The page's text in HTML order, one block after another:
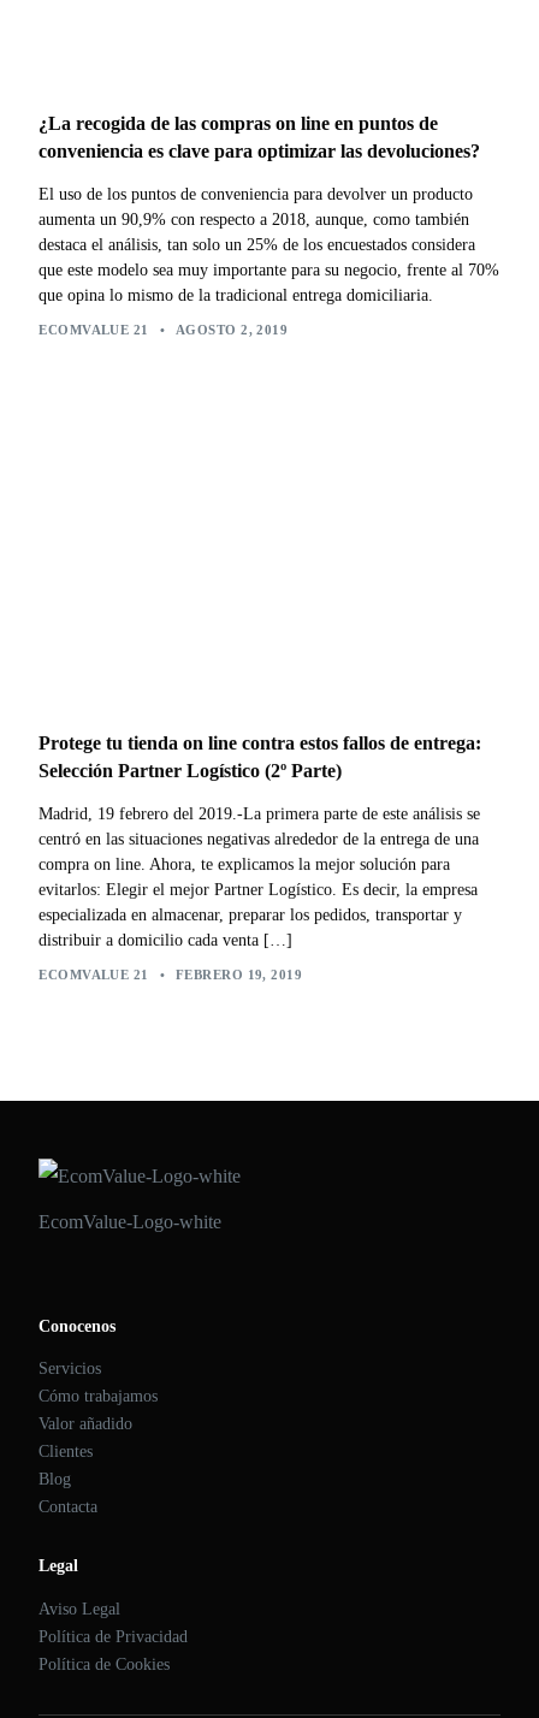
¿La recogida de las compras on line en puntos de
conveniencia es clave para optimizar las devoluciones?
El uso de los puntos de conveniencia para devolver un producto
aumenta un 90,9% con respecto a 2018, aunque, como también
destaca el análisis, tan solo un 25% de los encuestados considera
que este modelo sea muy importante para su negocio, frente al 70%
que opina lo mismo de la tradicional entrega domiciliaria.
ECOMVALUE 21 • AGOSTO 2, 2019
Protege tu tienda on line contra estos fallos de entrega:
Selección Partner Logístico (2º Parte)
Madrid, 19 febrero del 2019.-La primera parte de este análisis se
centró en las situaciones negativas alrededor de la entrega de una
compra on line. Ahora, te explicamos la mejor solución para
evitarlos: Elegir el mejor Partner Logístico. Es decir, la empresa
especializada en almacenar, preparar los pedidos, transportar y
distribuir a domicilio cada venta […]
ECOMVALUE 21 • FEBRERO 19, 2019
EcomValue-Logo-white
Conocenos
Servicios
Cómo trabajamos
Valor añadido
Clientes
Blog
Contacta
Legal
Aviso Legal
Política de Privacidad
Política de Cookies